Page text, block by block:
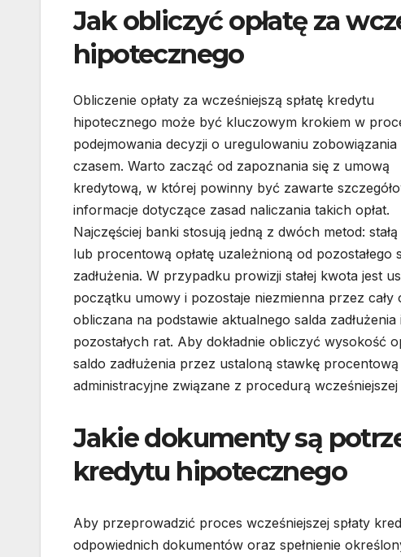
Jak obliczyć opłatę za
hipotecznego
Obliczenie opłaty za wcześniejszą spłatę kredytu
hipotecznego może być kluczowym krokiem w
podejmowania decyzji o uregulowaniu
czasem. Warto zacząć od zapoznania się z umową
kredytową, w której powinny być zawarte
informacje dotyczące zasad naliczania takich opłat.
Najczęściej banki stosują jedną z dwóch metod:
lub procentową opłatę uzależnioną od pozostałego
zadłużenia. W przypadku prowizji stałej kwota jest
początku umowy i pozostaje niezmienna przez
obliczana na podstawie aktualnego salda
pozostałych rat. Aby dokładnie obliczyć wysokość
saldo zadłużenia przez ustaloną stawkę
administracyjne związane z procedurą wcześniejszej
Jakie dokumenty są
kredytu hipotecznego
Aby przeprowadzić proces wcześniejszej spłaty
odpowiednich dokumentów oraz spełnienie